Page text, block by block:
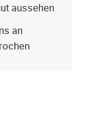
aussehen
an